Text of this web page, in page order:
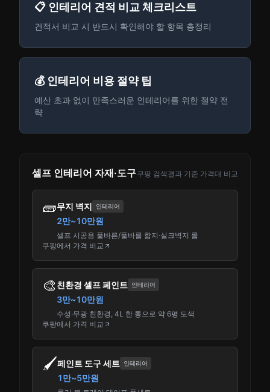
📋 인테리어 견적 비교 체크리스트
견적서 비교 시 반드시 확인해야 할 항목 총정리
💰 인테리어 비용 절약 팁
예산 초과 없이 만족스러운 인테리어를 위한 절약 전
략
셀프 인테리어 자재·도구쿠팡 검색결과 기준 가격대 비교
🧱무지 벽지 인테리어
2만~10만원
셀프 시공용 풀바른/풀바를 합지·실크벽지 롤
쿠팡에서 가격 비교
🎨 친환경 셀프 페인트 인테리어
3만~10만원
수성·무광 친환경, 4L 한 통으로 약 6평 도색
쿠팡에서 가격 비교
🖌️페인트 도구 세트 인테리어
1만~5만원